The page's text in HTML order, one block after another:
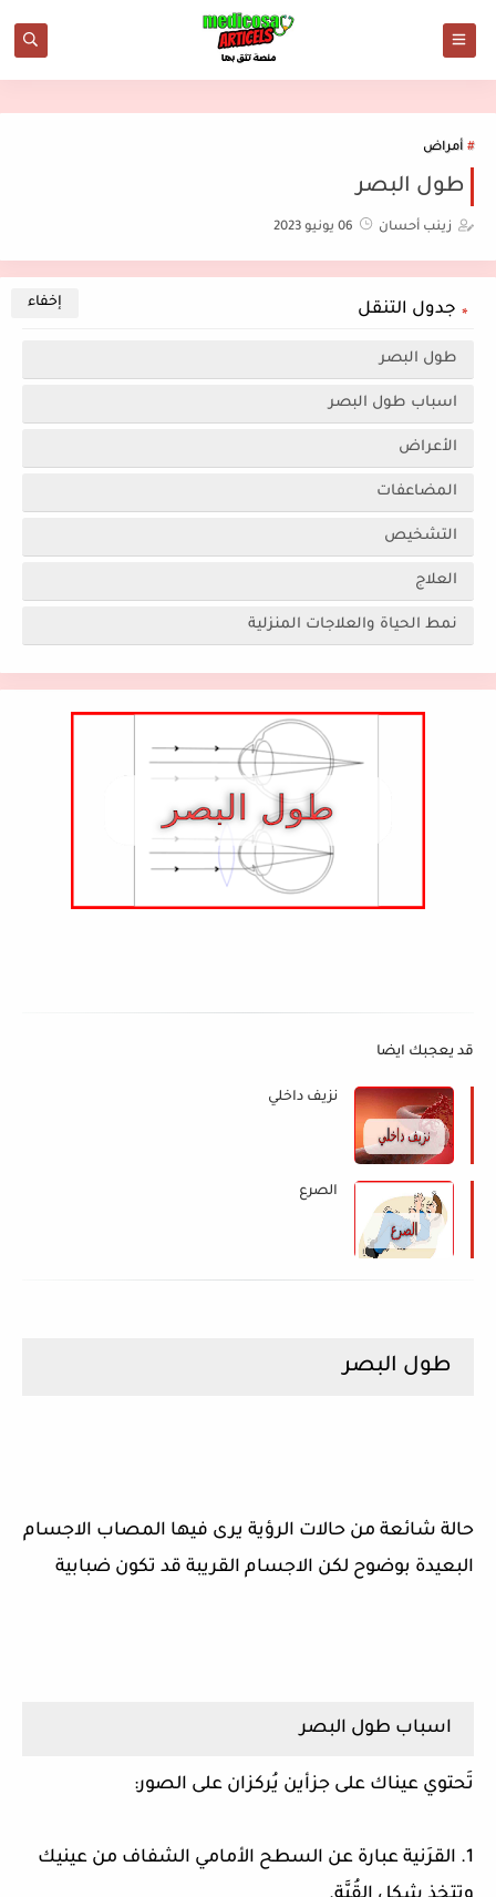
أمراض
طول البصر
زينب أحسان 06 يونيو 2023
جدول التنقل
طول البصر
اسباب طول البصر
الأعراض
المضاعفات
التشخيص
العلاج
نمط الحياة والعلاجات المنزلية
قد يعجبك ايضا
نزيف داخلي
الصرع
طول البصر
حالة شائعة من حالات الرؤية يرى فيها المصاب الاجسام
البعيدة بوضوح لكن الاجسام القريبة قد تكون ضبابية
اسباب طول البصر
تَحتوي عيناك على جزأين يُركزان على الصور:
1. القرَنية عبارة عن السطح الأمامي الشفاف من عينيك